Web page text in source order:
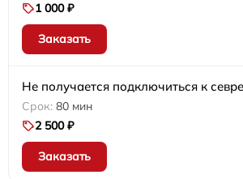
1 000 ₽
Заказать
Не получается подключиться к
80 мин
2 500 ₽
Заказать